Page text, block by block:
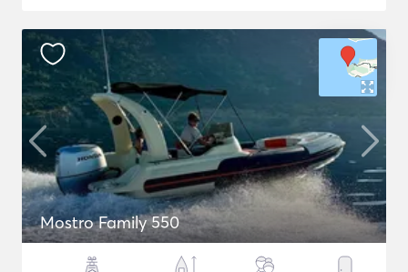
Mostro Family 550